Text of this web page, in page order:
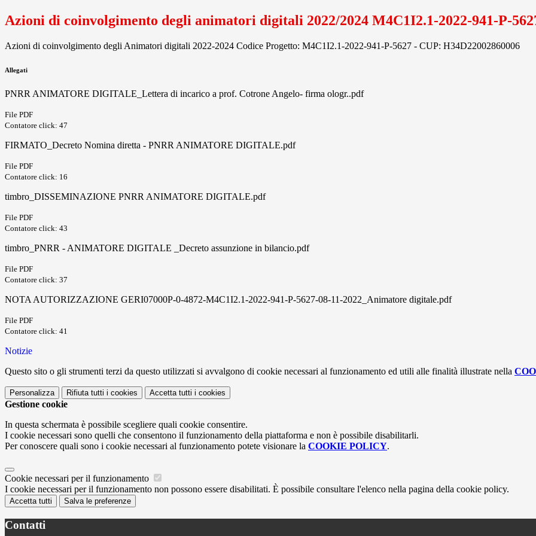
Azioni di coinvolgimento degli animatori digitali 2022/2024 M4C1I2.1-2022-941-P-
Azioni di coinvolgimento degli Animatori digitali 2022-2024 Codice Progetto: M4C1I2.1-2022-941-P-5627 - CUP: H34D22002860006
Allegati
PNRR ANIMATORE DIGITALE_Lettera di incarico a prof. Cotrone Angelo- firma ologr..pdf
File PDF
Contatore click: 47
FIRMATO_Decreto Nomina diretta - PNRR ANIMATORE DIGITALE.pdf
File PDF
Contatore click: 16
timbro_DISSEMINAZIONE PNRR ANIMATORE DIGITALE.pdf
File PDF
Contatore click: 43
timbro_PNRR - ANIMATORE DIGITALE _Decreto assunzione in bilancio.pdf
File PDF
Contatore click: 37
NOTA AUTORIZZAZIONE GERI07000P-0-4872-M4C1I2.1-2022-941-P-5627-08-11-2022_Animatore digitale.pdf
File PDF
Contatore click: 41
Notizie
Questo sito o gli strumenti terzi da questo utilizzati si avvalgono di cookie necessari al funzionamento ed utili alle finalità illustrate nella
Personalizza Rifiuta tutti i cookies Accetta tutti i cookies
Gestione cookie
In questa schermata è possibile scegliere quali cookie consentire.
I cookie necessari sono quelli che consentono il funzionamento della piattaforma e non è possibile disabilitarli.
Per conoscere quali sono i cookie necessari al funzionamento potete visionare la COOKIE POLICY.
Cookie necessari per il funzionamento
I cookie necessari per il funzionamento non possono essere disabilitati. È possibile consultare l'elenco nella pagina della cookie policy.
Accetta tutti Salva le preferenze
Contatti